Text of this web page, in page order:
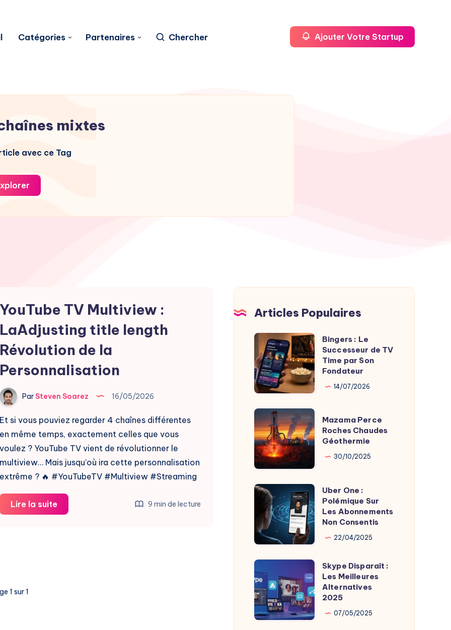
Catégories Partenaires Chercher Ajouter Votre Startup
mixtes
avec ce Tag
YouTube TV Multiview :
LaAdjusting title length
Révolution de la
Personnalisation
Par Steven Soarez 16/05/2026
Et si vous pouviez regarder 4 chaînes différentes
en même temps, exactement celles que vous
voulez ? YouTube TV vient de révolutionner le
multiview… Mais jusqu’où ira cette personnalisation
extrême ? 🔥 #YouTubeTV #Multiview #Streaming
Lire la suiteYouTube
TV
9 min de lecture
1 sur 1
Articles Populaires
Bingers
Le
Successeur
de
TV
Time
par
Son
Fondateur
Bingers : Le
Successeur de TV
Time par Son
Fondateur
14/07/2026
Mazama
Perce
Roches
Chaudes
Géothermie
Mazama Perce
Roches Chaudes
Géothermie
30/10/2025
Uber
One
Polémique
Sur
Les
Abonnements
Non
Consentis
Uber One :
Polémique Sur
Les Abonnements
Non Consentis
22/04/2025
Skype
Disparaît
:
Les
Meilleures
Skype Disparaît :
Les Meilleures
Alternatives
2025
07/05/2025